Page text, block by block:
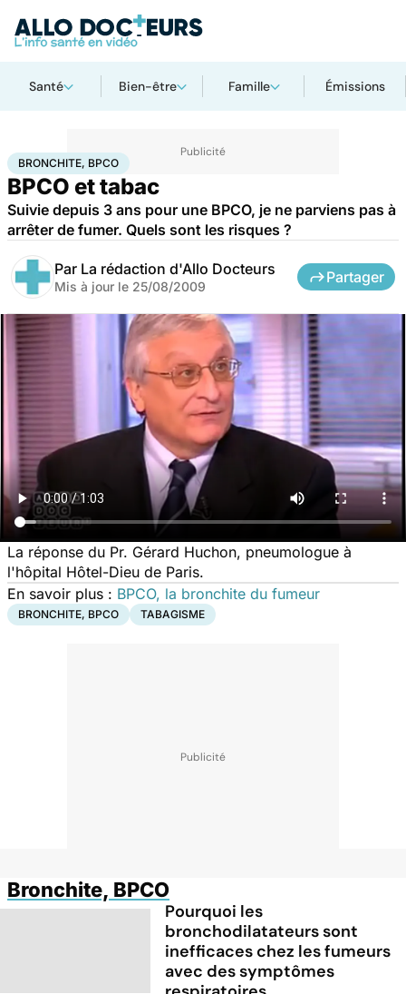
Santé Bien-être Famille Émissions
AccueilSanté MaladiesBronchite, BPCO
BRONCHITE, BPCO
BPCO et tabac
Suivie depuis 3 ans pour une BPCO, je ne parviens pas à
arrêter de fumer. Quels sont les risques ?
Par La rédaction d'Allo Docteurs
Mis à jour le 25/08/2009
Partager
La réponse du Pr. Gérard Huchon, pneumologue à
l'hôpital Hôtel-Dieu de Paris.
En savoir plus : BPCO, la bronchite du fumeur
BRONCHITE, BPCO TABAGISME
Bronchite, BPCO
Pourquoi les
bronchodilatateurs sont
inefficaces chez les fumeurs
avec des symptômes